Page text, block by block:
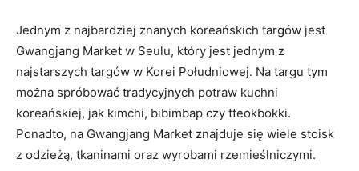
Jednym⁣ z ⁣najbardziej ⁣znanych koreańskich targów jest
Gwangjang​ Market w Seulu, który​ jest jednym z
najstarszych ⁣targów w Korei Południowej. Na targu ⁣tym
można ‍spróbować tradycyjnych potraw kuchni
koreańskiej, ⁤jak kimchi,⁤ bibimbap czy ⁢tteokbokki.
Ponadto, na Gwangjang Market ‍znajduje się‍ wiele stoisk
z odzieżą, tkaninami oraz wyrobami rzemieślniczymi.